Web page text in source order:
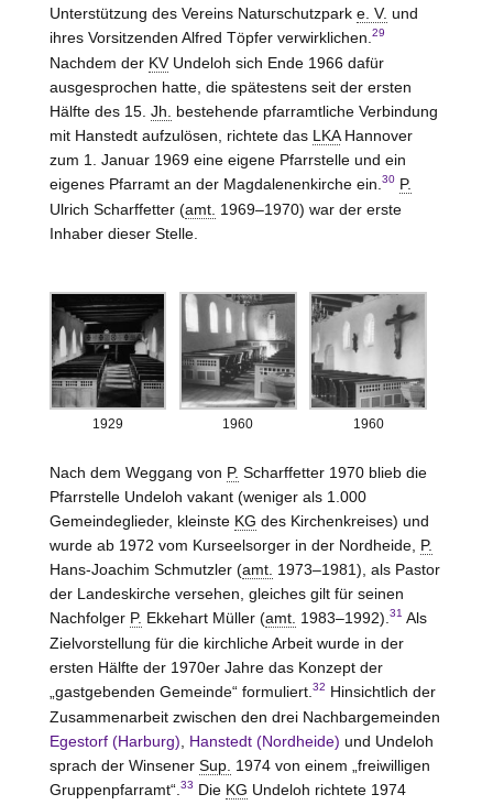
Unterstützung des Vereins Naturschutzpark e. V. und
ihres Vorsitzenden Alfred Töpfer verwirklichen.29
Nachdem der KVUndeloh sich Ende 1966 dafür
ausgesprochen hatte, die spätestens seit der ersten
Hälfte des 15. Jh. bestehende pfarramtliche Verbindung
mit Hanstedt aufzulösen, richtete das LKAHannover
zum 1. Januar 1969 eine eigene Pfarrstelle und ein
eigenes Pfarramt an der Magdalenenkirche ein.30 P.
Ulrich Scharffetter (amt. 1969–1970) war der erste
Inhaber dieser Stelle.
1929 1960 1960
Nach dem Weggang von P. Scharffetter 1970 blieb die
Pfarrstelle Undeloh vakant (weniger als 1.000
Gemeindeglieder, kleinste KG des Kirchenkreises) und
wurde ab 1972 vom Kurseelsorger in der Nordheide, P.
Hans-Joachim Schmutzler (amt. 1973–1981), als Pastor
der Landeskirche versehen, gleiches gilt für seinen
Nachfolger P. Ekkehart Müller (amt. 1983–1992). 31 Als
Zielvorstellung für die kirchliche Arbeit wurde in der
ersten Hälfte der 1970er Jahre das Konzept der
„gastgebenden Gemeinde“ formuliert. 32 Hinsichtlich der
Zusammenarbeit zwischen den drei Nachbargemeinden
Egestorf (Harburg)
Hanstedt (Nordheide) und Undeloh
sprach der Winsener Sup. 1974 von einem „freiwilligen
Gruppenpfarramt“. 33 Die KG Undeloh richtete 1974